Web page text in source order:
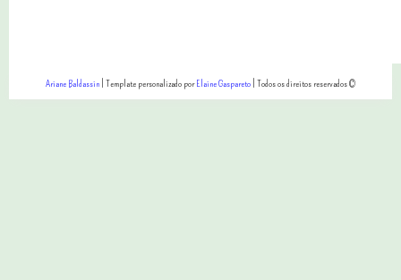
Ariane Baldassin| Template personalizado porElaine Gaspareto| Todos os direitos reservados ©